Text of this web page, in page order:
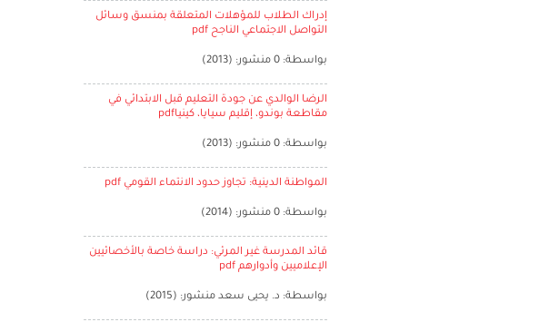
إدراك الطلاب للمؤهلات المتعلقة بمنسق وسائل
التواصل الاجتماعي الناجح pdf
بواسطة: 0 منشور: (2013)
الرضا الوالدي عن جودة التعليم قبل الابتدائي في
مقاطعة بوندو، إقليم سيايا، كينياpdf
بواسطة: 0 منشور: (2013)
المواطنة الدينية: تجاوز حدود الانتماء القومي pdf
بواسطة: 0 منشور: (2014)
قائد المدرسة غير المرئي: دراسة خاصة بالأخصائيين
الإعلاميين وأدوارهم pdf
بواسطة: د. يحيى سعد منشور: (2015)